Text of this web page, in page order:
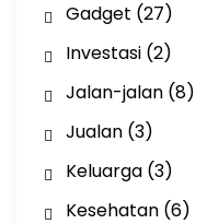
Gadget (27)
Investasi(2)
Jalan-jalan(8)
Jualan(3)
Keluarga(3)
Kesehatan(6)